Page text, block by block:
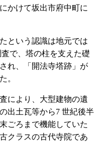
かけて坂出市府中町に
という認識は地元では
で、塔の柱を支えた礎
れ、「開法寺塔跡」が
。
により、大型建物の遺
出土瓦等から7 世紀後半
ごろまで機能していた
クラスの古代寺院であ